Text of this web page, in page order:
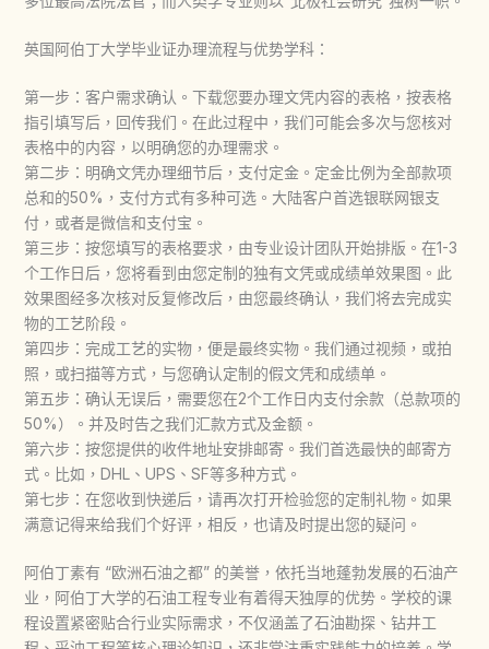
英国阿伯丁大学毕业证办理流程与优势学科：
第一步：客户需求确认。下载您要办理文凭内容的表格，按表格
指引填写后，回传我们。在此过程中，我们可能会多次与您核对
表格中的内容，以明确您的办理需求。
第二步：明确文凭办理细节后，支付定金。定金比例为全部款项
总和的50%，支付方式有多种可选。大陆客户首选银联网银支
付，或者是微信和支付宝。
第三步：按您填写的表格要求，由专业设计团队开始排版。在1-3
个工作日后，您将看到由您定制的独有文凭或成绩单效果图。此
效果图经多次核对反复修改后，由您最终确认，我们将去完成实
物的工艺阶段。
第四步：完成工艺的实物，便是最终实物。我们通过视频，或拍
照，或扫描等方式，与您确认定制的假文凭和成绩单。
第五步：确认无误后，需要您在2个工作日内支付余款（总款项的
50%）。并及时告之我们汇款方式及金额。
第六步：按您提供的收件地址安排邮寄。我们首选最快的邮寄方
式。比如，DHL、UPS、SF等多种方式。
第七步：在您收到快递后，请再次打开检验您的定制礼物。如果
满意记得来给我们个好评，相反，也请及时提出您的疑问。
阿伯丁素有 “欧洲石油之都” 的美誉，依托当地蓬勃发展的石油产
业，阿伯丁大学的石油工程专业有着得天独厚的优势。学校的课
程设置紧密贴合行业实际需求，不仅涵盖了石油勘探、钻井工